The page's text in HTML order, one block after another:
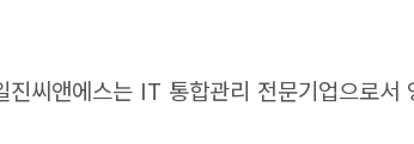
진씨앤에스는 IT 통합관리 전문기업으로